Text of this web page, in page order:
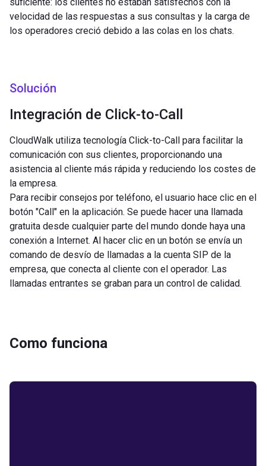
velocidad de las respuestas a sus consultas y la carga de
los operadores creció debido a las colas en los chats.
Solución
Integración de Click-to-Call
CloudWalk utiliza tecnología Click-to-Call para facilitar la
comunicación con sus clientes, proporcionando una
asistencia al cliente más rápida y reduciendo los costes de
la empresa.
Para recibir consejos por teléfono, el usuario hace clic en el
botón "Call" en la aplicación. Se puede hacer una llamada
gratuita desde cualquier parte del mundo donde haya una
conexión a Internet. Al hacer clic en un botón se envía un
comando de desvío de llamadas a la cuenta SIP de la
empresa, que conecta al cliente con el operador. Las
llamadas entrantes se graban para un control de calidad.
Como funciona